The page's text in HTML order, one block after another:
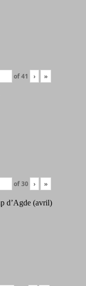
of41 › »
of30 › »
d’Agde (avril)